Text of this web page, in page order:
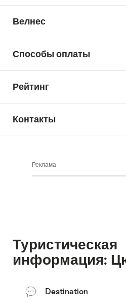
Велнес
Способы оплаты
Рейтинг
Контакты
Реклама
Туристическая
информация:
Destination